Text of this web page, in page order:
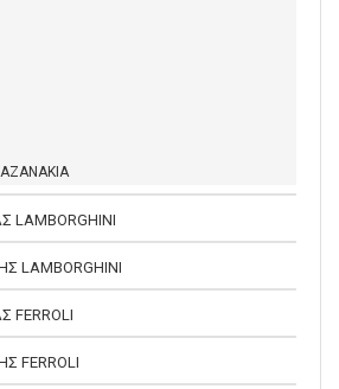
LAMBORGHINI
LAMBORGHINI
FERROLI
FERROLI